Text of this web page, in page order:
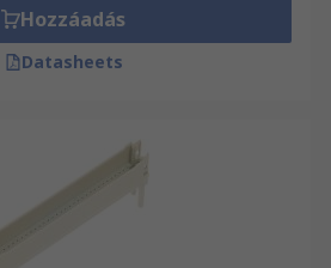
Hozzáadás
Datasheets